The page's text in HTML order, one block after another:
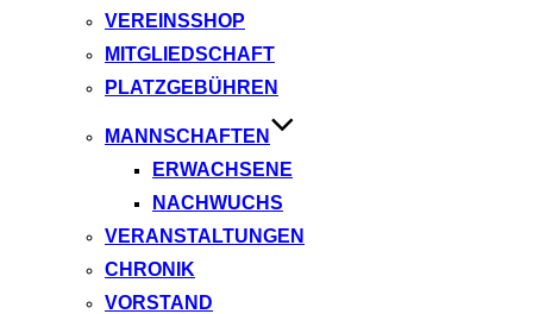
VEREINSSHOP
MITGLIEDSCHAFT
PLATZGEBÜHREN
MANNSCHAFTEN
ERWACHSENE
NACHWUCHS
VERANSTALTUNGEN
CHRONIK
VORSTAND